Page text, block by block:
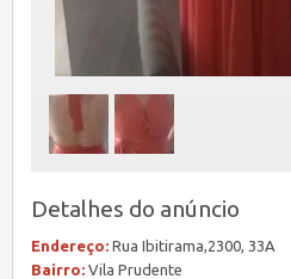
Detalhes do anúncio
Endereço: Rua Ibitirama,2300, 33A
Bairro: Vila Prudente